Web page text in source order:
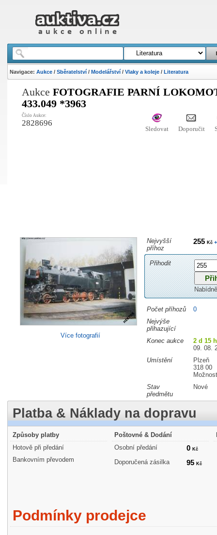
Navigace: Aukce/ Sběratelství/ Modelářství/ Vlaky a koleje/ Literatura
Aukce FOTOGRAFIE PARNÍ
433.049 *3963
Číslo Aukce:
2828696
Sledovat Doporučit
Více fotografií
Nejvyšší
příhoz
255 Kč+
Přihodit
Počet příhozů
0
Nejvýše
přihazující
Konec aukce
2 d 15
09. 08.
Umístění
Plzeň
318 00
Stav
předmětu
Nové
Platba & Náklady na dopravu
Způsoby platby
Hotově při předání
Bankovním převodem
Poštovné & Dodání
Osobní předání
0 Kč
Doporučená zásilka 95 Kč
Podmínky prodejce